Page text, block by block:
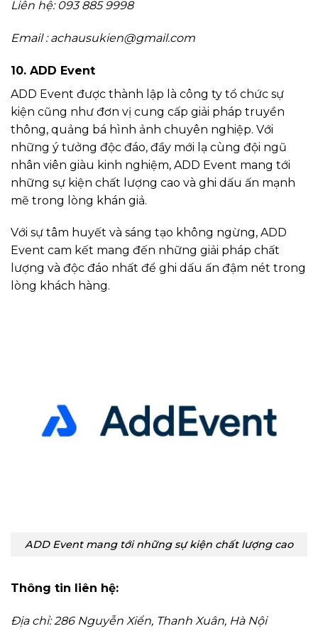
Liên hệ: 093 885 9998
Email :achausukien@gmail.com
10. ADD Event
ADD Event được thành lập là công ty tổ chức sự
kiện cũng như đơn vị cung cấp giải pháp truyền
thông, quảng bá hình ảnh chuyên nghiệp. Với
những ý tưởng độc đáo, đầy mới lạ cùng đội ngũ
nhân viên giàu kinh nghiệm, ADD Event mang tới
những sự kiện chất lượng cao và ghi dấu ấn mạnh
mẽ trong lòng khán giả.
Với sự tâm huyết và sáng tạo không ngừng, ADD
Event cam kết mang đến những giải pháp chất
lượng và độc đáo nhất để ghi dấu ấn đậm nét trong
lòng khách hàng.
ADD Event mang tới những sự kiện chất lượng cao
Thông tin liên hệ:
Địa chỉ: 286 Nguyễn Xiển, Thanh Xuân, Hà Nội